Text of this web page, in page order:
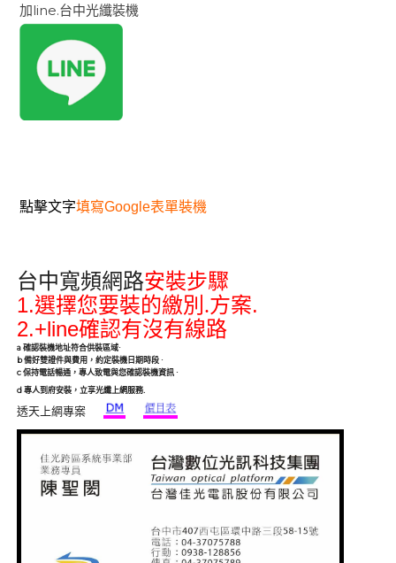
加line.台中光纖裝機
點擊文字填寫Google表單裝機
台中寬頻網路安裝步驟
1.選擇您要裝的繳別.方案.
2.+line確認有沒有線路
a 確認裝機地址符合供裝區域·
b備好雙證件與費用，約定裝機日期時段 ·
c 保持電話暢通，專人致電與您確認裝機資訊 ·
d 專人到府安裝，立享光纖上網服務.
透天上網專案